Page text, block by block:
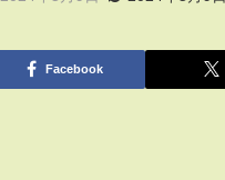
Facebook